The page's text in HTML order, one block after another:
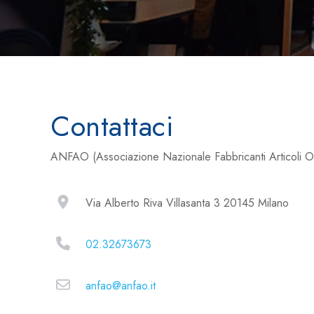
Contattaci
ANFAO (Associazione Nazionale Fabbricanti Articoli
Via Alberto Riva Villasanta 3 20145 Milano
02.32673673
anfao@anfao.it